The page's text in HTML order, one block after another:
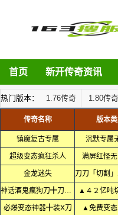
首页 新开传奇资讯
热门版本： 1.76传奇 1.80传奇
传奇名称 版本
镇魔复古专属 沉默专属
超级变态疯狂杀人 满屏红怪
金龙迷失
神话酒鬼瘋狗刀╋刀刀变态 ▲４２亿吨
必爆变态神器╋装X刀 ▲免费变